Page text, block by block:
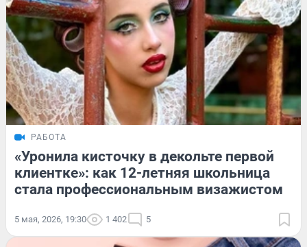
РАБОТА
«Уронила кисточку в декольте первой
клиентке»: как 12-летняя школьница
стала профессиональным визажистом
5 мая, 2026, 19:30 1 402 5